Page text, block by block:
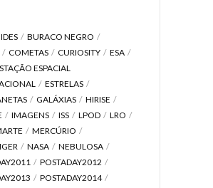
BURACO NEGRO
COMETAS CURIOSITY
ESA
ESPACIAL
ESTRELAS
GALÁXIAS
HIRISE
IMAGENS ISS LPOD
LRO
MERCÚRIO
NASA
NEBULOSA
POSTADAY2012
POSTADAY2014